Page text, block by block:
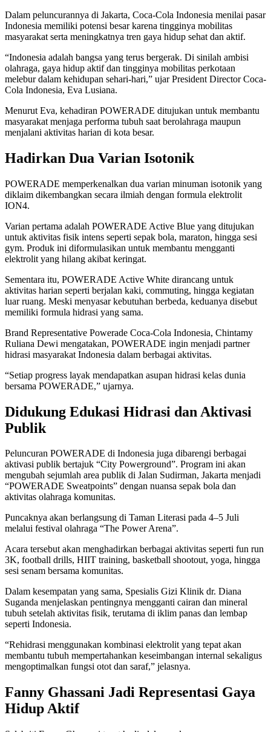
Dalam peluncurannya di Jakarta, Coca-Cola Indonesia menilai pasar
Indonesia memiliki potensi besar karena tingginya mobilitas
masyarakat serta meningkatnya tren gaya hidup sehat dan aktif.
“Indonesia adalah bangsa yang terus bergerak. Di sinilah ambisi
olahraga, gaya hidup aktif dan tingginya mobilitas perkotaan
melebur dalam kehidupan sehari-hari,” ujar President Director Coca-
Cola Indonesia, Eva Lusiana.
Menurut Eva, kehadiran POWERADE ditujukan untuk membantu
masyarakat menjaga performa tubuh saat berolahraga maupun
menjalani aktivitas harian di kota besar.
Hadirkan Dua Varian Isotonik
POWERADE memperkenalkan dua varian minuman isotonik yang
diklaim dikembangkan secara ilmiah dengan formula elektrolit
ION4.
Varian pertama adalah POWERADE Active Blue yang ditujukan
untuk aktivitas fisik intens seperti sepak bola, maraton, hingga sesi
gym. Produk ini diformulasikan untuk membantu mengganti
elektrolit yang hilang akibat keringat.
Sementara itu, POWERADE Active White dirancang untuk
aktivitas harian seperti berjalan kaki, commuting, hingga kegiatan
luar ruang. Meski menyasar kebutuhan berbeda, keduanya disebut
memiliki formula hidrasi yang sama.
Brand Representative Powerade Coca-Cola Indonesia, Chintamy
Ruliana Dewi mengatakan, POWERADE ingin menjadi partner
hidrasi masyarakat Indonesia dalam berbagai aktivitas.
“Setiap progress layak mendapatkan asupan hidrasi kelas dunia
bersama POWERADE,” ujarnya.
Didukung Edukasi Hidrasi dan Aktivasi
Publik
Peluncuran POWERADE di Indonesia juga dibarengi berbagai
aktivasi publik bertajuk “City Powerground”. Program ini akan
mengubah sejumlah area publik di Jalan Sudirman, Jakarta menjadi
“POWERADE Sweatpoints” dengan nuansa sepak bola dan
aktivitas olahraga komunitas.
Puncaknya akan berlangsung di Taman Literasi pada 4–5 Juli
melalui festival olahraga “The Power Arena”.
Acara tersebut akan menghadirkan berbagai aktivitas seperti fun run
3K, football drills, HIIT training, basketball shootout, yoga, hingga
sesi senam bersama komunitas.
Dalam kesempatan yang sama, Spesialis Gizi Klinik dr. Diana
Suganda menjelaskan pentingnya mengganti cairan dan mineral
tubuh setelah aktivitas fisik, terutama di iklim panas dan lembap
seperti Indonesia.
“Rehidrasi menggunakan kombinasi elektrolit yang tepat akan
membantu tubuh mempertahankan keseimbangan internal sekaligus
mengoptimalkan fungsi otot dan saraf,” jelasnya.
Fanny Ghassani Jadi Representasi Gaya
Hidup Aktif